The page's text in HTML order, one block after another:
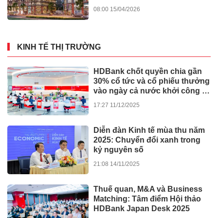
08:00 15/04/2026
KINH TẾ THỊ TRƯỜNG
HDBank chốt quyền chia gần
30% cổ tức và cổ phiếu thưởng
vào ngày cả nước khởi công -
17:27 11/12/2025
Diễn đàn Kinh tế mùa thu năm
202̀5: Chuyển đổi xanh trong
kỷ nguyên số
21:08 14/11/2025
Thuế quan, M&A và Business
Matching: Tâm điểm Hội thảo
HDBank Japan Desk 2025